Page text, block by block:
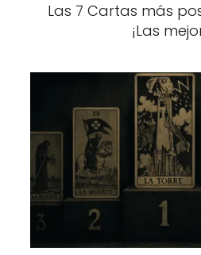
Las 7 Cartas más
¡Las